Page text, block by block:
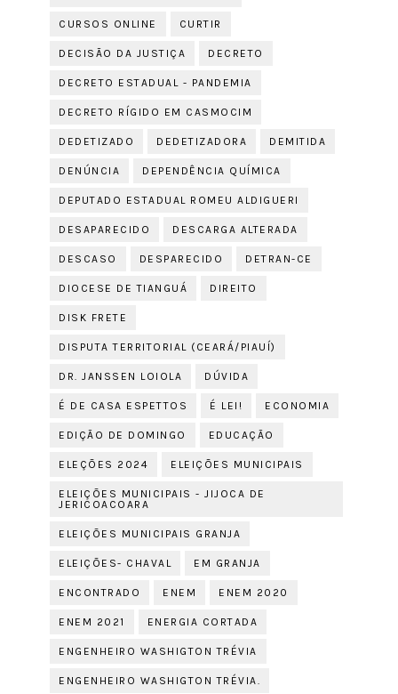
CURSOS ONLINE CURTIR
DECISÃO DA JUSTIÇA DECRETO
DECRETO ESTADUAL - PANDEMIA
DECRETO RÍGIDO EM CASMOCIM
DEDETIZADO DEDETIZADORA DEMITIDA
DENÚNCIA DEPENDÊNCIA QUÍMICA
DEPUTADO ESTADUAL ROMEU ALDIGUERI
DESAPARECIDO DESCARGA ALTERADA
DESCASO DESPARECIDO DETRAN-CE
DIOCESE DE TIANGUÁ DIREITO
DISK FRETE
DISPUTA TERRITORIAL (CEARÁ/PIAUÍ)
DR. JANSSEN LOIOLA DÚVIDA
É DE CASA ESPETTOS É LEI! ECONOMIA
EDIÇÃO DE DOMINGO EDUCAÇÃO
ELEÇÕES 2024 ELEIÇÕES MUNICIPAIS
ELEIÇÕES MUNICIPAIS - JIJOCA DE
JERICOACOARA
ELEIÇÕES MUNICIPAIS GRANJA
ELEIÇÕES- CHAVAL EM GRANJA
ENCONTRADO ENEM ENEM 2020
ENEM 2021 ENERGIA CORTADA
ENGENHEIRO WASHIGTON TRÉVIA
ENGENHEIRO WASHIGTON TRÉVIA.